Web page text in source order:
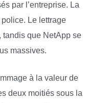
par l’entreprise. La
Le lettrage
tandis que NetApp se
massives.
à la valeur de
deux moitiés sous la